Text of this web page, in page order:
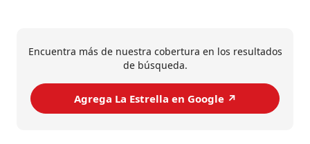
Encuentra más de nuestra cobertura en los resultados
de búsqueda.
Agrega La Estrella en Google ↗️